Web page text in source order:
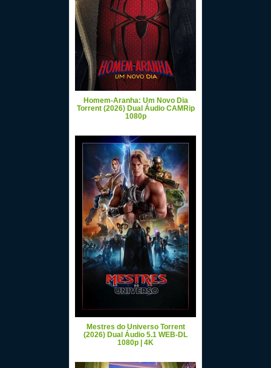
Homem-Aranha: Um Novo Dia
Torrent (2026) Dual Áudio CAMRip
1080p
Mestres do Universo Torrent
(2026) Dual Áudio 5.1 WEB-DL
1080p | 4K